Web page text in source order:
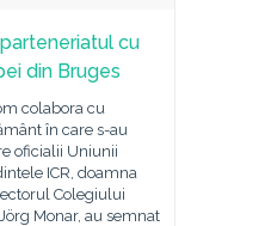
cu
din Bruges
colabora cu
în care s-au
oficialii Uniunii
ICR, doamna
Colegiului
Monar, au semnat